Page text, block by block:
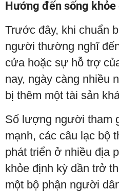
Hướng đến sống khỏe
Trước đây, khi chuẩn
người thường nghĩ
cửa hoặc sự hỗ trợ
nay, ngày càng nhiều
bị thêm một tài sản
Số lượng người tham
mạnh, các câu lạc bộ
phát triển ở nhiều địa
khỏe định kỳ dần trở
một bộ phận người